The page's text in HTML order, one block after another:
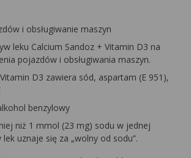
i obsługiwanie maszyn
leku Calcium Sandoz + Vitamin D3 na
pojazdów i obsługiwania maszyn.
D3 zawiera sód, aspartam (E 951),
benzylowy
niż 1 mmol (23 mg) sodu w jednej
uznaje się za „wolny od sodu”.